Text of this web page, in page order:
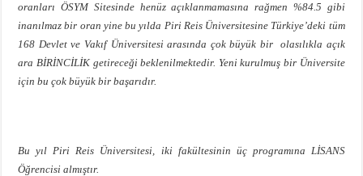
oranları ÖSYM Sitesinde henüz açıklanmamasına rağmen %84.5 gibi
inanılmaz bir oran yine bu yılda Piri Reis Üniversitesine Türkiye’deki tüm
168 Devlet ve Vakıf Üniversitesi arasında çok büyük bir olasılıkla açık
ara BİRİNCİLİK getireceği beklenilmektedir. Yeni kurulmuş bir Üniversite
için bu çok büyük bir başarıdır.
Bu yıl Piri Reis Üniversitesi, iki fakültesinin üç programına LİSANS
Öğrencisi almıştır.